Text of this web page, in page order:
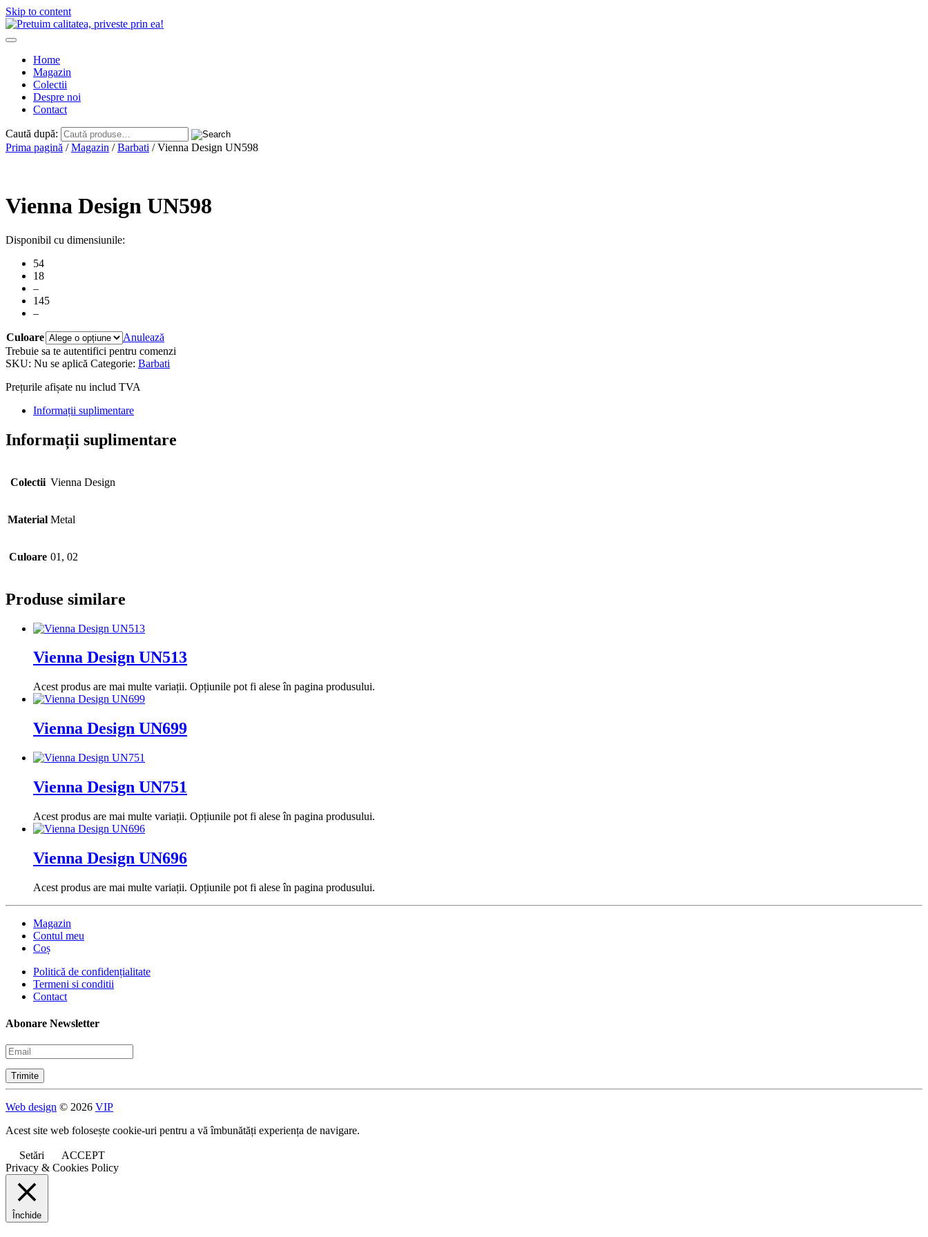
Skip to content
Home
Magazin
Colectii
Despre noi
Contact
Caută după:
Prima pagină /Magazin /Barbati / Vienna Design UN598
Vienna Design UN598
Disponibil cu dimensiunile:
54
18
–
145
–
Culoare
Anulează
Trebuie sa te autentifici pentru comenzi
SKU: Nu se aplică Categorie: Barbati
Prețurile afișate nu includ TVA
Informații suplimentare
Informații suplimentare
Colectii Vienna Design
Material Metal
Culoare 01, 02
Produse similare
Vienna Design UN513
Acest produs are mai multe variații. Opțiunile pot fi alese în pagina produsului.
Vienna Design UN699
Vienna Design UN751
Acest produs are mai multe variații. Opțiunile pot fi alese în pagina produsului.
Vienna Design UN696
Acest produs are mai multe variații. Opțiunile pot fi alese în pagina produsului.
Magazin
Contul meu
Coș
Politică de confidențialitate
Termeni si conditii
Contact
Abonare Newsletter
Web design © 2026 VIP
Acest site web folosește cookie-uri pentru a vă îmbunătăți experiența de navigare.
Setări
ACCEPT
Privacy & Cookies Policy
Închide